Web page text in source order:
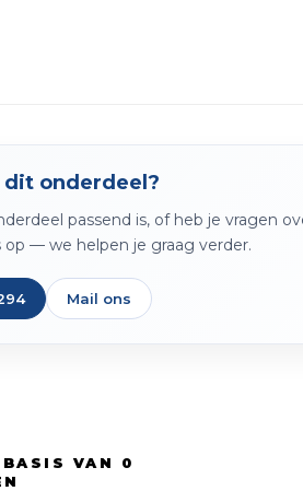
dit onderdeel?
passend is, of heb je vragen
— we helpen je graag verder.
Mail ons
BASIS VAN 0